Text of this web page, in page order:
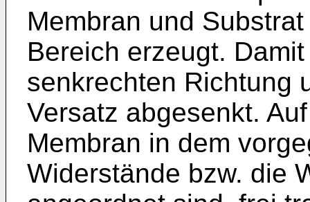
Membran und
Bereich erzeugt.
senkrechten Richtung
Versatz abgesenkt.
Membran in dem
Widerstände bzw. die